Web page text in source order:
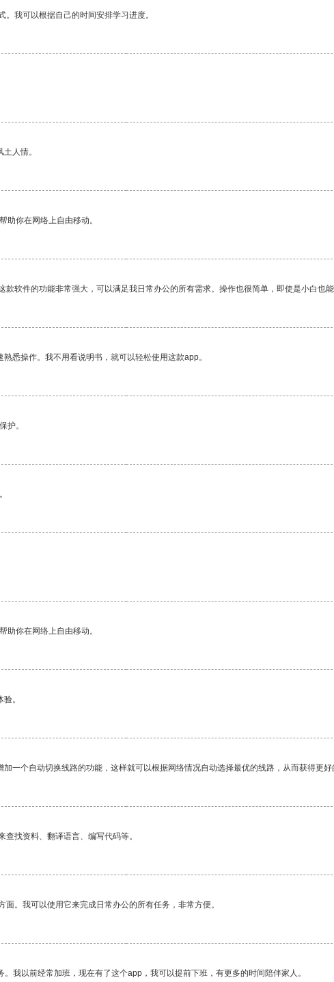
我可以根据自己的时间安排学习进度。
人情。
助你在网络上自由移动。
软件的功能非常强大，可以满足我日常办公的所有需求。操作也很简单，即使是小白也能
悉操作。我不用看说明书，就可以轻松使用这款app。
护。
助你在网络上自由移动。
。
一个自动切换线路的功能，这样就可以根据网络情况自动选择最优的线路，从而获得更好
找资料、翻译语言、编写代码等。
。我可以使用它来完成日常办公的所有任务，非常方便。
我以前经常加班，现在有了这个app，我可以提前下班，有更多的时间陪伴家人。